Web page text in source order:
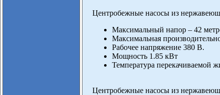
Центробежные насосы из
Максимальный напор – 42
Максимальная
Рабочее напряжение 380 В.
Мощность 1.85 кВт
Температура перекачиваемой
Центробежные насосы из